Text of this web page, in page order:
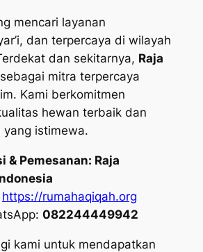
mencari layanan
dan terpercaya di wilayah
dan sekitarnya, Raja
mitra terpercaya
Kami berkomitmen
hewan terbaik dan
yang istimewa.
& Pemesanan: Raja
https://rumahaqiqah.org
082244449942
kami untuk mendapatkan